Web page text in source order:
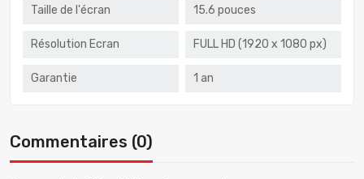
Taille de l'écran 15.6 pouces
Résolution Ecran FULL HD (1920 x 1080 px)
Garantie 1 an
Commentaires (0)